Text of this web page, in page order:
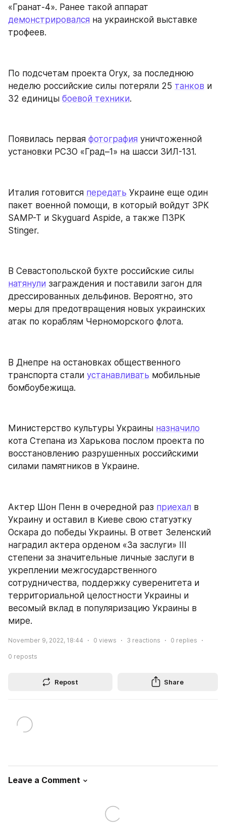
демонстрировался на украинской выставке
трофеев.
По подсчетам проекта Oryx, за последнюю
неделю российские силы потеряли 25 танков и
32 единицы боевой техники.
Появилась первая фотография уничтоженной
установки РСЗО «Град–1» на шасси ЗИЛ-131.
Италия готовится передать Украине еще один
пакет военной помощи, в который войдут ЗРК
SAMP-T и Skyguard Aspide, а также ПЗРК
Stinger.
натянули заграждения и поставили загон для
дрессированных дельфинов. Вероятно, это
меры для предотвращения новых украинских
атак по кораблям Черноморского флота.
В Днепре на остановках общественного
транспорта стали устанавливать мобильные
бомбоубежища.
Министерство культуры Украины назначило
кота Степана из Харькова послом проекта по
восстановлению разрушенных российскими
силами памятников в Украине.
Актер Шон Пенн в очередной раз приехал в
Украину и оставил в Киеве свою статуэтку
Оскара до победы Украины. В ответ Зеленский
наградил актера орденом «За заслуги» III
степени за значительные личные заслуги в
укреплении межгосударственного
сотрудничества, поддержку суверенитета и
территориальной целостности Украины и
весомый вклад в популяризацию Украины в
мире.
November 9, 2022, 18:44 0 views 3 reactions 0 replies
0 reposts
Repost Share
Leave a Comment